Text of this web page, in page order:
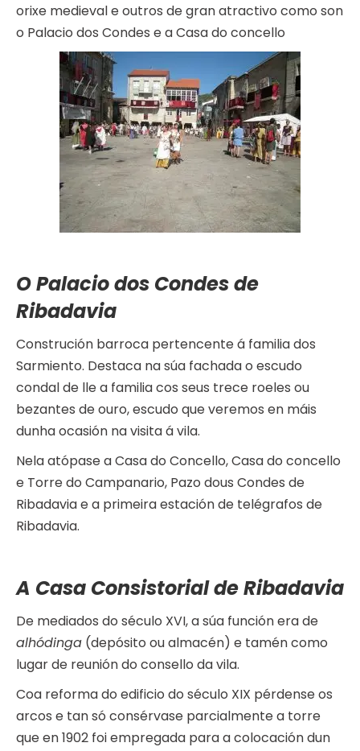
orixe medieval e outros de gran atractivo como son
o Palacio dos Condes e a Casa do concello
O Palacio dos Condes de
Ribadavia
Construción barroca pertencente á familia dos
Sarmiento. Destaca na súa fachada o escudo
condal de lle a familia cos seus trece roeles ou
bezantes de ouro, escudo que veremos en máis
dunha ocasión na visita á vila.
Nela atópase a Casa do Concello, Casa do concello
e Torre do Campanario, Pazo dous Condes de
Ribadavia e a primeira estación de telégrafos de
Ribadavia.
A Casa Consistorial de Ribadavia
De mediados do século XVI, a súa función era de
alhódinga (depósito ou almacén) e tamén como
lugar de reunión do consello da vila.
Coa reforma do edificio do século XIX pérdense os
arcos e tan só consérvase parcialmente a torre
que en 1902 foi empregada para a colocación dun